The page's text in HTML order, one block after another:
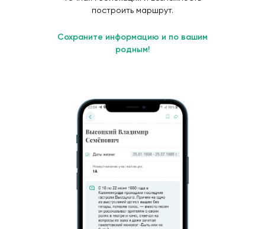
построить маршрут.
Сохраните информацию и по вашим
родным!